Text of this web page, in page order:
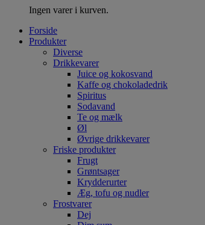
Ingen varer i kurven.
Forside
Produkter
Diverse
Drikkevarer
Juice og kokosvand
Kaffe og chokoladedrik
Spiritus
Sodavand
Te og mælk
Øl
Øvrige drikkevarer
Friske produkter
Frugt
Grøntsager
Krydderurter
Æg, tofu og nudler
Frostvarer
Dej